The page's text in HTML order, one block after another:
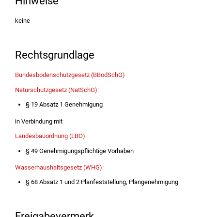
keine
Rechtsgrundlage
Bundesbodenschutzgesetz (BBodSchG)
Naturschutzgesetz (NatSchG):
§ 19 Absatz 1 Genehmigung
in Verbindung mit
Landesbauordnung (LBO):
§ 49 Genehmigungspflichtige Vorhaben
Wasserhaushaltsgesetz (WHG):
§ 68 Absatz 1 und 2 Planfeststellung, Plangenehmigung